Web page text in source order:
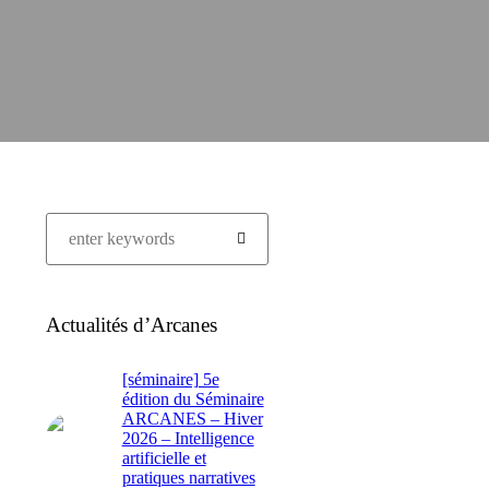
Actualités d’Arcanes
[séminaire] 5e
édition du Séminaire
ARCANES – Hiver
2026 – Intelligence
artificielle et
pratiques narratives